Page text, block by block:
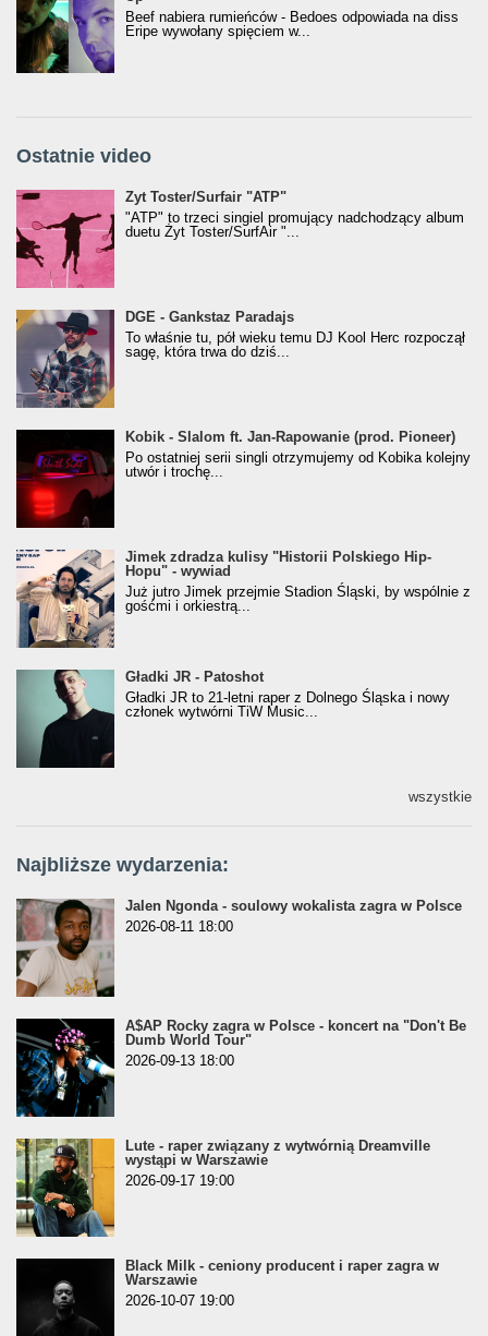
Beef nabiera rumieńców - Bedoes odpowiada na diss
Eripe wywołany spięciem w...
Ostatnie video
Żyt Toster/SurfAir - ATP VIDEO
Żyt Toster/Surfair "ATP"
"ATP" to trzeci singiel promujący nadchodzący album
duetu Żyt Toster/SurfAir "...
donGURALesko z nagrodą za
Klasyczny/Trueschoolowy Album Roku
(Popkillery 2023)
DGE - Gankstaz Paradajs
To właśnie tu, pół wieku temu DJ Kool Herc rozpoczął
sagę, która trwa do dziś...
Kobik - Slalom ft. Jan-Rapowanie (prod. Pioneer)
[Official Music Visualiser]
Kobik - Slalom ft. Jan-Rapowanie (prod. Pioneer)
Po ostatniej serii singli otrzymujemy od Kobika kolejny
utwór i trochę...
Jimek zdradza kulisy "Historii Polskiego Hip-
Hopu" - wywiad
Jimek zdradza kulisy "Historii Polskiego Hip-
Hopu" - wywiad
Już jutro Jimek przejmie Stadion Śląski, by wspólnie z
gośćmi i orkiestrą...
Gładki JR - Patoshot
Gładki JR - Patoshot
Gładki JR to 21-letni raper z Dolnego Śląska i nowy
członek wytwórni TiW Music...
wszystkie
Najbliższe wydarzenia:
Jalen Ngonda - soulowy wokalista zagra w Polsce
2026-08-11 18:00
A$AP Rocky zagra w Polsce - koncert na "Don't Be
Dumb World Tour"
2026-09-13 18:00
Lute - raper związany z wytwórnią Dreamville
wystąpi w Warszawie
2026-09-17 19:00
Black Milk - ceniony producent i raper zagra w
Warszawie
2026-10-07 19:00